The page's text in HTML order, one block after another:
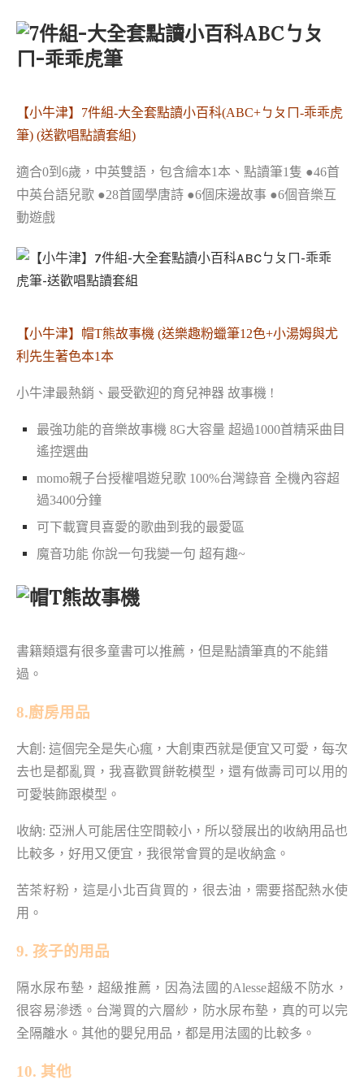
【小牛津】7件組-大全套點讀小百科(ABC+ㄅㄆㄇ-乖乖虎
筆) (送歡唱點讀套組)
適合0到6歲，中英雙語，包含繪本1本、點讀筆1隻 ●46首
中英台語兒歌 ●28首國學唐詩 ●6個床邊故事 ●6個音樂互
動遊戲
【小牛津】帽T熊故事機 (送樂趣粉蠟筆12色+小湯姆與尤
利先生著色本1本
小牛津最熱銷、最受歡迎的育兒神器 故事機 !
最強功能的音樂故事機 8G大容量 超過1000首精采曲目
遙控選曲
momo親子台授權唱遊兒歌 100%台灣錄音 全機內容超
過3400分鐘
可下載寶貝喜愛的歌曲到我的最愛區
魔音功能 你說一句我變一句 超有趣~
書籍類還有很多童書可以推薦，但是點讀筆真的不能錯
過。
8.廚房用品
大創: 這個完全是失心瘋，大創東西就是便宜又可愛，每次
去也是都亂買，我喜歡買餅乾模型，還有做壽司可以用的
可愛裝飾跟模型。
收納: 亞洲人可能居住空間較小，所以發展出的收納用品也
比較多，好用又便宜，我很常會買的是收納盒。
苦茶籽粉，這是小北百貨買的，很去油，需要搭配熱水使
用。
9. 孩子的用品
隔水尿布墊，超級推薦，因為法國的Alesse超級不防水，
很容易滲透。台灣買的六層紗，防水尿布墊，真的可以完
全隔離水。其他的嬰兒用品，都是用法國的比較多。
10. 其他